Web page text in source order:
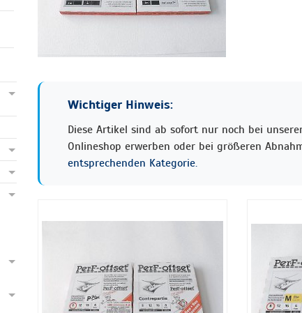
Wichtiger Hinweis:
Diese Artikel sind ab sofort nur noch bei
Onlineshop erwerben oder bei größeren
entsprechenden Kategorie.